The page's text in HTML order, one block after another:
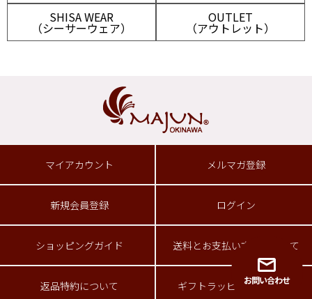
SHISA WEAR
（シーサーウェア）
OUTLET
（アウトレット）
マイアカウント メルマガ登録
新規会員登録 ログイン
ショッピングガイド 送料とお支払い方法について
返品特約について ギフトラッピングサービス
お問い合わせ